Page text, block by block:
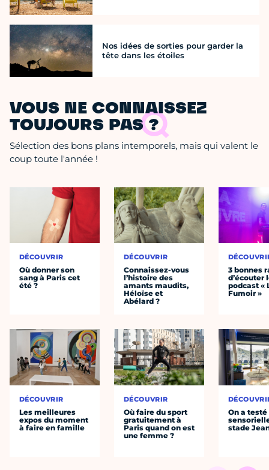
Nos idées de sorties pour garder la
tête dans les étoiles
VOUS NE CONNAISSEZ
TOUJOURS PAS ?
Sélection des bons plans intemporels, mais qui valent le
coup toute l'année !
DÉCOUVRIR
Où donner son
sang à Paris cet
été ?
DÉCOUVRIR
Les meilleures
expos du moment
à faire en famille
DÉCOUVRIR
Connaissez-vous
l’histoire des
amants maudits,
Héloïse et
Abélard ?
DÉCOUVRIR
Où faire du sport
gratuitement à
Paris quand on est
une femme ?
3 bonnes
d’écouter
podcast «
Fumoir »
On a
stade